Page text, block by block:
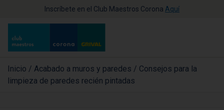
Inscríbete en el Club Maestros Corona Aquí
Inicio / Acabado a muros y paredes / Consejos para la
limpieza de paredes recién pintadas